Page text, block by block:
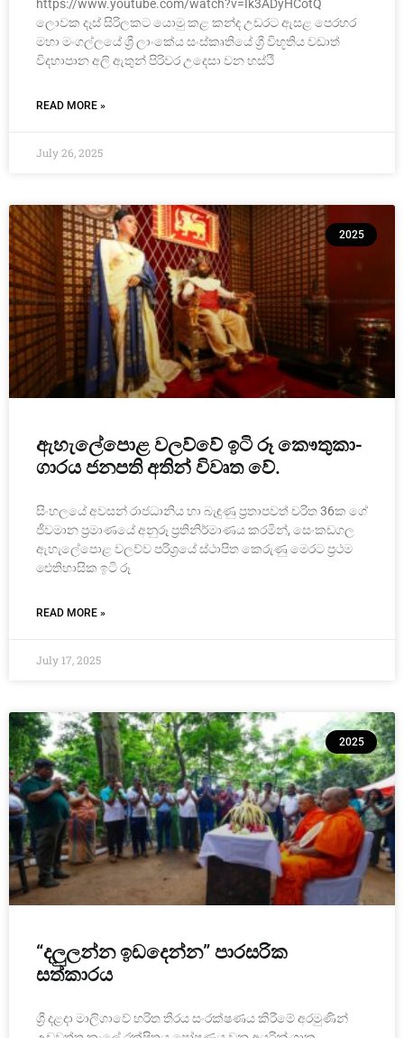
https://www.youtube.com/watch?v=Ik3ADyHCotQ
ලොවක දෑස් සිරිලකට යොමු කළ කන්ද උඩරට ඇසළ පෙරහර
මහා මංගල්ලයේ ශ්‍රී ලාංකේය සංස්කෘතියේ ශ්‍රී විභූතිය වඩාත්
විදහාපාන අලි ඇතුන් පිරිවර උදෙස‍ා වන හස්ථි
READ MORE »
July 26, 2025
2025
ඇහැ­ලේ­පොළ වලව්වේ ඉටි රූ කෞතු­කා­
ගා­රය ජන­පති අතින් විවෘත වේ.
සිංහලයේ අව­සන් රාජ­ධා­නිය හා බැඳුණු ප්‍රතා­ප­වත් චරිත 36ක ගේ
ජීව­මාන ප්‍රමා­ණයේ අනුරූ ප්‍රති­නි­ර්මා­ණය කර­මින්, සෙංකඩගල
ඇහැ­ලේ­පොළ වලව්ව පරි­ශ්‍රයේ ස්ථාපිත කෙරුණු මෙරට ප්‍රථම
ඓතිහාසික ඉටි රූ
READ MORE »
July 17, 2025
2025
“දලුලන්න ඉඩදෙන්න” පාරසරික
සත්කාරය
ශ්‍රී දළදා මාලිගාවේ හරිත තීරය සංරක්ෂණය කිරීමේ අරමුණින්